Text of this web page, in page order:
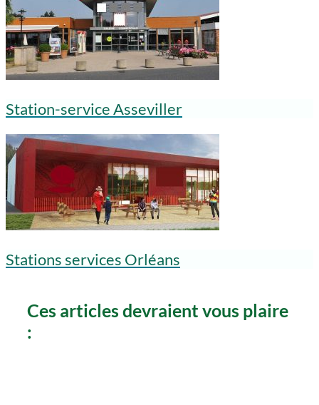
Station-service Asseviller
Stations services Orléans
Ces articles devraient vous plaire
: